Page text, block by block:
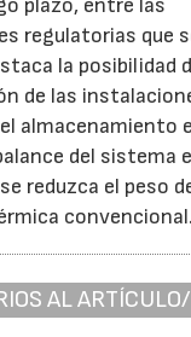
plazo, entre las
regulatorias que
la posibilidad
de las
almacenamiento
del sistema
reduzca el peso
convencional.
AL